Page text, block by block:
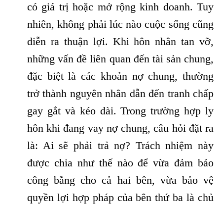
có giá trị hoặc mở rộng kinh doanh. Tuy
nhiên, không phải lúc nào cuộc sống cũng
diễn ra thuận lợi. Khi hôn nhân tan vỡ,
những vấn đề liên quan đến tài sản chung,
đặc biệt là các khoản nợ chung, thường
trở thành nguyên nhân dẫn đến tranh chấp
gay gắt và kéo dài. Trong trường hợp ly
hôn khi đang vay nợ chung, câu hỏi đặt ra
là: Ai sẽ phải trả nợ? Trách nhiệm này
được chia như thế nào để vừa đảm bảo
công bằng cho cả hai bên, vừa bảo vệ
quyền lợi hợp pháp của bên thứ ba là chủ